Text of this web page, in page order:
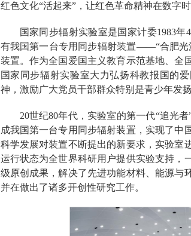
红色文化“活起来”，让红色革命精神在数字时
国家同步辐射实验室是国家计委1983
有我国第一台专用同步辐射装置——“合肥光
装置。作为全国爱国主义教育示范基地、全
国家同步辐射实验室大力弘扬科教报国的
神，激励广大党员干部群众特别是青少年发
20世纪80年代，实验室的第一代“追光
成我国第一台专用同步辐射装置，实现了中
科学发展对装置不断提出的新要求，实验室
运行状态为全世界科研用户提供实验支持，
级原创成果，解决了先进功能材料、能源与
并在做出了诸多开创性研究工作。